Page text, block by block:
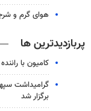
هوای گرم و
پربازدیدترین ها
کامیون با راننده ۸ ساله در اصفهان توقیف شد
گرامیداشت
برگزار شد